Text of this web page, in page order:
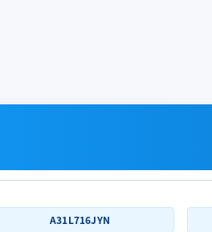
A31L716JYN